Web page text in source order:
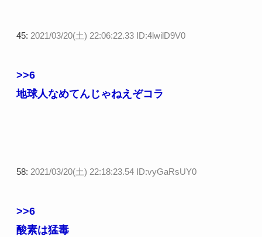
45: 2021/03/20(土) 22:06:22.33 ID:4lwilD9V0
>>6
地球人なめてんじゃねえぞコラ
58: 2021/03/20(土) 22:18:23.54 ID:vyGaRsUY0
>>6
酸素は猛毒